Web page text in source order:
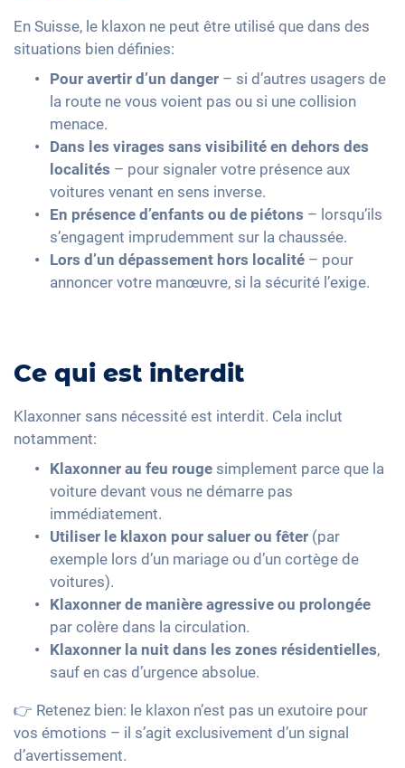
En Suisse, le klaxon ne peut être utilisé que dans des
situations bien définies:
Pour avertir d’un danger – si d’autres usagers de
la route ne vous voient pas ou si une collision
menace.
Dans les virages sans visibilité en dehors des
localités – pour signaler votre présence aux
voitures venant en sens inverse.
En présence d’enfants ou de piétons – lorsqu’ils
s’engagent imprudemment sur la chaussée.
Lors d’un dépassement hors localité – pour
annoncer votre manœuvre, si la sécurité l’exige.
Ce qui est interdit
Klaxonner sans nécessité est interdit. Cela inclut
notamment:
Klaxonner au feu rouge simplement parce que la
voiture devant vous ne démarre pas
immédiatement.
Utiliser le klaxon pour saluer ou fêter (par
exemple lors d’un mariage ou d’un cortège de
voitures).
Klaxonner de manière agressive ou prolongée
par colère dans la circulation.
Klaxonner la nuit dans les zones résidentielles,
sauf en cas d’urgence absolue.
👉 Retenez bien: le klaxon n’est pas un exutoire pour
vos émotions – il s’agit exclusivement d’un signal
d’avertissement.